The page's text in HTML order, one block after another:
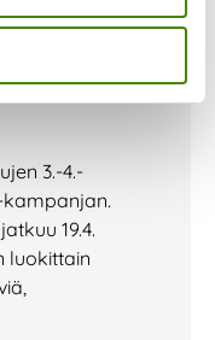
3.-4.-
19.4.
luokittain